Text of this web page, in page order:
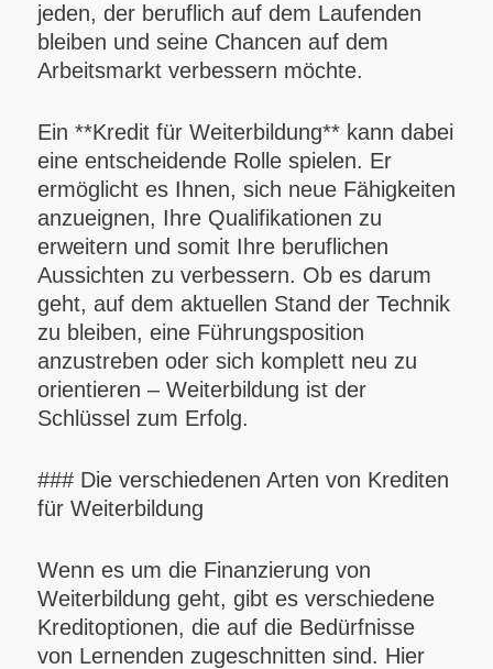
jeden, der beruflich auf dem Laufenden
bleiben und seine Chancen auf dem
Arbeitsmarkt verbessern möchte.
Ein **Kredit für Weiterbildung** kann dabei
eine entscheidende Rolle spielen. Er
ermöglicht es Ihnen, sich neue Fähigkeiten
anzueignen, Ihre Qualifikationen zu
erweitern und somit Ihre beruflichen
Aussichten zu verbessern. Ob es darum
geht, auf dem aktuellen Stand der Technik
zu bleiben, eine Führungsposition
anzustreben oder sich komplett neu zu
orientieren – Weiterbildung ist der
Schlüssel zum Erfolg.
### Die verschiedenen Arten von Krediten
für Weiterbildung
Wenn es um die Finanzierung von
Weiterbildung geht, gibt es verschiedene
Kreditoptionen, die auf die Bedürfnisse
von Lernenden zugeschnitten sind. Hier